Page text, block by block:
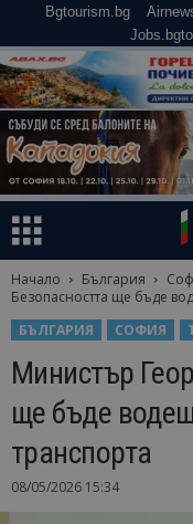
Bgtourism.bg
Начало България
Безопасността ще бъде
БЪЛГАРИЯ
СОФИЯ
Министър
ще бъде
транспорта
08/05/2026 15:34